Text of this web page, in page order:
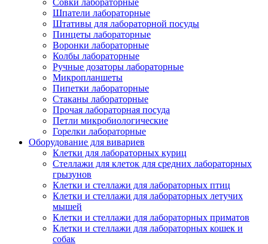
Совки лабораторные
Шпатели лабораторные
Штативы для лабораторной посуды
Пинцеты лабораторные
Воронки лабораторные
Колбы лабораторные
Ручные дозаторы лабораторные
Микропланшеты
Пипетки лабораторные
Стаканы лабораторные
Прочая лабораторная посуда
Петли микробиологические
Горелки лабораторные
Оборудование для вивариев
Клетки для лабораторных куриц
Стеллажи для клеток для средних лабораторных
грызунов
Клетки и стеллажи для лабораторных птиц
Клетки и стеллажи для лабораторных летучих
мышей
Клетки и стеллажи для лабораторных приматов
Клетки и стеллажи для лабораторных кошек и
собак